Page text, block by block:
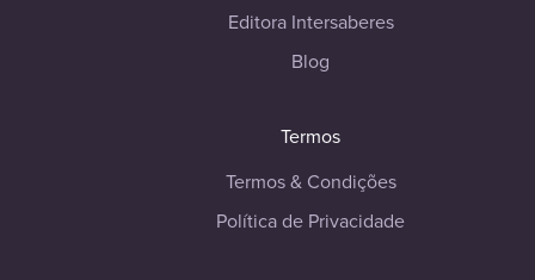
Editora Intersaberes
Blog
Termos
Termos & Condições
Política de Privacidade